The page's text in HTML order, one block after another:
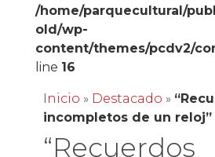
/home/parquecultural/
old/wp-
content/themes/pcdv2/
line 16
Inicio » Destacado »
incompletos de un reloj”
“Recuerdos